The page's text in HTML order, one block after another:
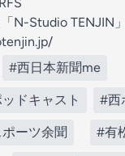
N-Studio TENJIN」
#西日本新聞me
ドキャスト #西
ーツ余聞 #有